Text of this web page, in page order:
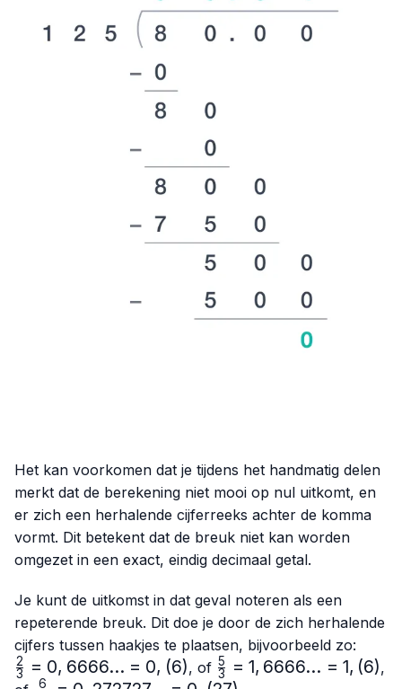
Het kan voorkomen dat je tijdens het handmatig delen
merkt dat de berekening niet mooi op nul uitkomt, en
er zich een herhalende cijferreeks achter de komma
vormt. Dit betekent dat de breuk niet kan worden
omgezet in een exact, eindig decimaal getal.
Je kunt de uitkomst in dat geval noteren als een
repeterende breuk. Dit doe je door de zich herhalende
cijfers tussen haakjes te plaatsen, bijvoorbeeld zo:
3
2 = 0, 6666... = 0, (6), of \frac{5}
3
5 = 1, 6666... = 1, (6),
6